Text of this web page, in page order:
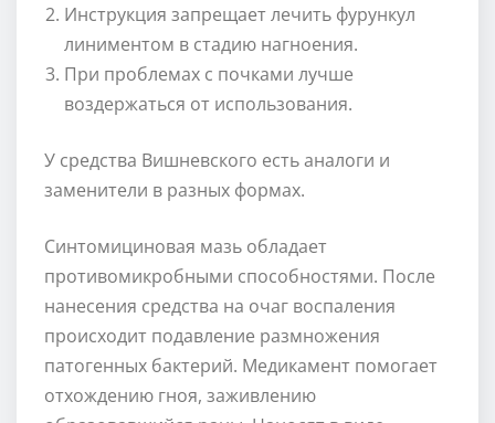
Инструкция запрещает лечить фурункул
линиментом в стадию нагноения.
При проблемах с почками лучше
воздержаться от использования.
У средства Вишневского есть аналоги и
заменители в разных формах.
Синтомициновая мазь обладает
противомикробными способностями. После
нанесения средства на очаг воспаления
происходит подавление размножения
патогенных бактерий. Медикамент помогает
отхождению гноя, заживлению